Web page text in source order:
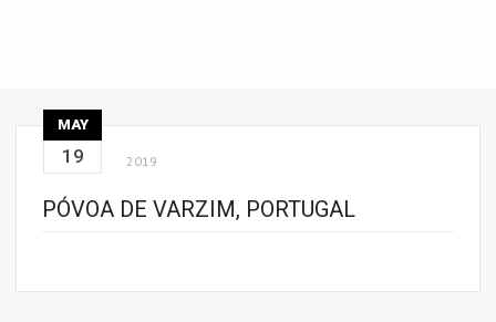
MAY
19 2019
PÓVOA DE VARZIM, PORTUGAL